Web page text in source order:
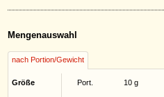
Mengenauswahl
nach Portion/Gewicht
Größe Port. 10 g